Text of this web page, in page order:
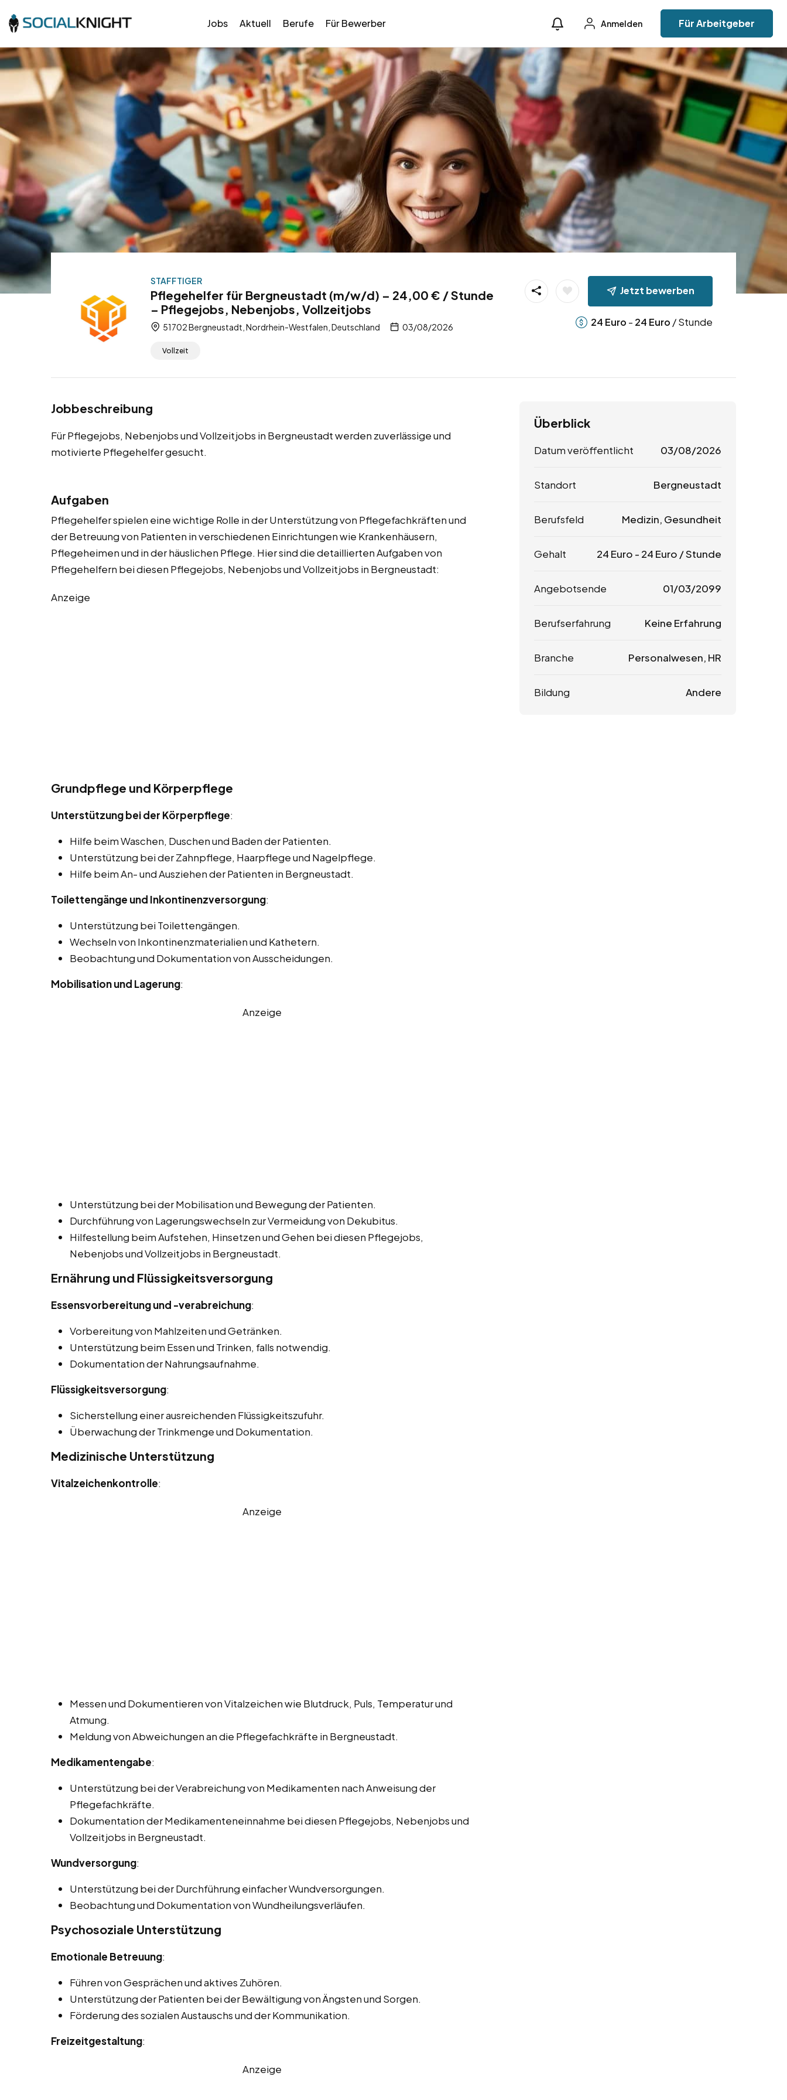
Jobs Aktuell Berufe Für Bewerber Anmelden Für Arbeitgeber
STAFFTIGER
Pflegehelfer für Bergneustadt (m/w/d) – 24,00 € / Stunde
– Pflegejobs, Nebenjobs, Vollzeitjobs
51702 Bergneustadt, Nordrhein-Westfalen, Deutschland 03/08/2026
Vollzeit
Jetzt bewerben
24 Euro - 24 Euro / Stunde
Jobbeschreibung
Für Pflegejobs, Nebenjobs und Vollzeitjobs in Bergneustadt werden zuverlässige und
motivierte Pflegehelfer gesucht.
Aufgaben
Pflegehelfer spielen eine wichtige Rolle in der Unterstützung von Pflegefachkräften und
der Betreuung von Patienten in verschiedenen Einrichtungen wie Krankenhäusern,
Pflegeheimen und in der häuslichen Pflege. Hier sind die detaillierten Aufgaben von
Pflegehelfern bei diesen Pflegejobs, Nebenjobs und Vollzeitjobs in Bergneustadt:
Anzeige
Grundpflege und Körperpflege
Unterstützung bei der Körperpflege:
Hilfe beim Waschen, Duschen und Baden der Patienten.
Unterstützung bei der Zahnpflege, Haarpflege und Nagelpflege.
Hilfe beim An- und Ausziehen der Patienten in Bergneustadt.
Toilettengänge und Inkontinenzversorgung:
Unterstützung bei Toilettengängen.
Wechseln von Inkontinenzmaterialien und Kathetern.
Beobachtung und Dokumentation von Ausscheidungen.
Mobilisation und Lagerung:
Anzeige
Unterstützung bei der Mobilisation und Bewegung der Patienten.
Durchführung von Lagerungswechseln zur Vermeidung von Dekubitus.
Hilfestellung beim Aufstehen, Hinsetzen und Gehen bei diesen Pflegejobs,
Nebenjobs und Vollzeitjobs in Bergneustadt.
Ernährung und Flüssigkeitsversorgung
Essensvorbereitung und -verabreichung:
Vorbereitung von Mahlzeiten und Getränken.
Unterstützung beim Essen und Trinken, falls notwendig.
Dokumentation der Nahrungsaufnahme.
Flüssigkeitsversorgung:
Sicherstellung einer ausreichenden Flüssigkeitszufuhr.
Überwachung der Trinkmenge und Dokumentation.
Medizinische Unterstützung
Vitalzeichenkontrolle:
Anzeige
Messen und Dokumentieren von Vitalzeichen wie Blutdruck, Puls, Temperatur und
Atmung.
Meldung von Abweichungen an die Pflegefachkräfte in Bergneustadt.
Medikamentengabe:
Unterstützung bei der Verabreichung von Medikamenten nach Anweisung der
Pflegefachkräfte.
Dokumentation der Medikamenteneinnahme bei diesen Pflegejobs, Nebenjobs und
Vollzeitjobs in Bergneustadt.
Wundversorgung:
Unterstützung bei der Durchführung einfacher Wundversorgungen.
Beobachtung und Dokumentation von Wundheilungsverläufen.
Psychosoziale Unterstützung
Emotionale Betreuung:
Führen von Gesprächen und aktives Zuhören.
Unterstützung der Patienten bei der Bewältigung von Ängsten und Sorgen.
Förderung des sozialen Austauschs und der Kommunikation.
Freizeitgestaltung:
Anzeige
Überblick
Datum veröffentlicht 03/08/2026
Standort Bergneustadt
Berufsfeld Medizin, Gesundheit
Gehalt 24 Euro - 24 Euro / Stunde
Angebotsende 01/03/2099
Berufserfahrung Keine Erfahrung
Branche Personalwesen, HR
Bildung Andere